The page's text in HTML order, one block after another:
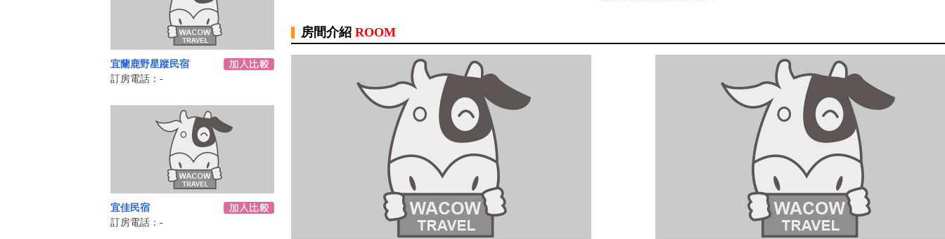
宜蘭鹿野星蹤民宿
訂房電話：-
宜佳民宿
訂房電話：-
房間介紹 ROOM